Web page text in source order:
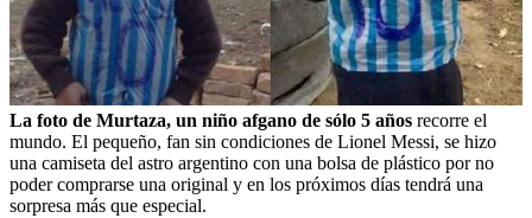
La foto de Murtaza, un niño afgano de sólo 5 años recorre el
mundo. El pequeño, fan sin condiciones de Lionel Messi, se hizo
una camiseta del astro argentino con una bolsa de plástico por no
poder comprarse una original y en los próximos días tendrá una
sorpresa más que especial.